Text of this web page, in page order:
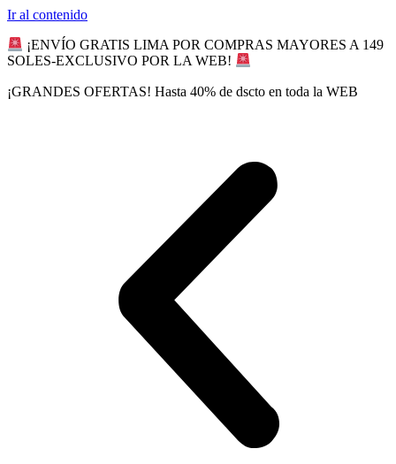
Ir al contenido
¡ENVÍO GRATIS LIMA POR COMPRAS MAYORES A 149
SOLES-EXCLUSIVO POR LA WEB!
¡GRANDES OFERTAS! Hasta 40% de dscto en toda la WEB